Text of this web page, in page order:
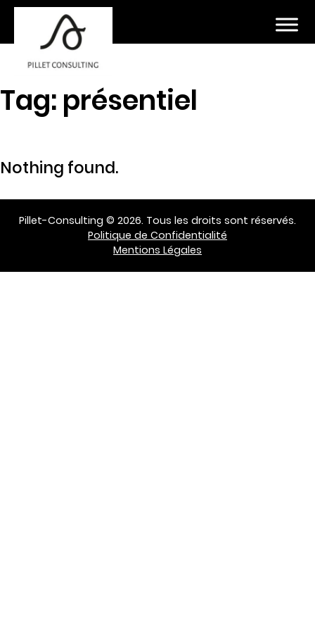
Tag: présentiel
Nothing found.
Pillet-Consulting © 2026. Tous les droits sont réservés.
Politique de Confidentialité
Mentions Légales